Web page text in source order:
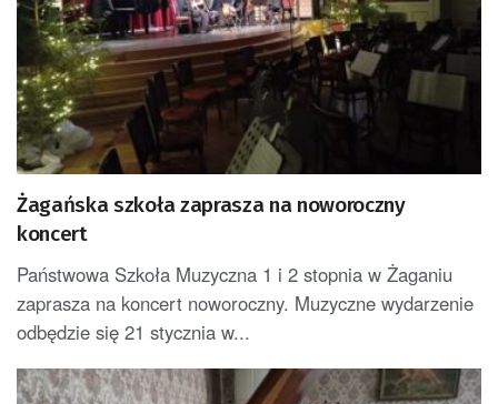
Żagańska szkoła zaprasza na noworoczny
koncert
Państwowa Szkoła Muzyczna 1 i 2 stopnia w Żaganiu
zaprasza na koncert noworoczny. Muzyczne wydarzenie
odbędzie się 21 stycznia w...